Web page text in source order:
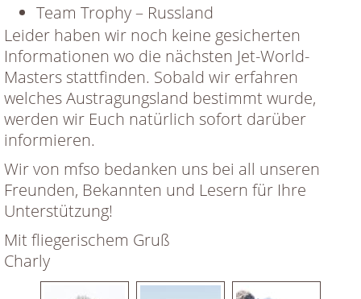
Team Trophy – Russland
Leider haben wir noch keine gesicherten
Informationen wo die nächsten Jet-World-
Masters stattfinden. Sobald wir erfahren
welches Austragungsland bestimmt wurde,
werden wir Euch natürlich sofort darüber
informieren.
Wir von mfso bedanken uns bei all unseren
Freunden, Bekannten und Lesern für Ihre
Unterstützung!
Mit fliegerischem Gruß
Charly